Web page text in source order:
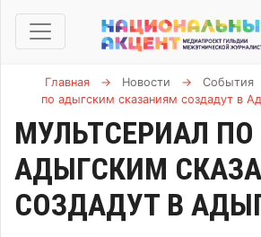
Главная → Новости → События
по адыгским сказаниям создадут в
МУЛЬТСЕРИАЛ ПО
АДЫГСКИМ
СОЗДАДУТ В